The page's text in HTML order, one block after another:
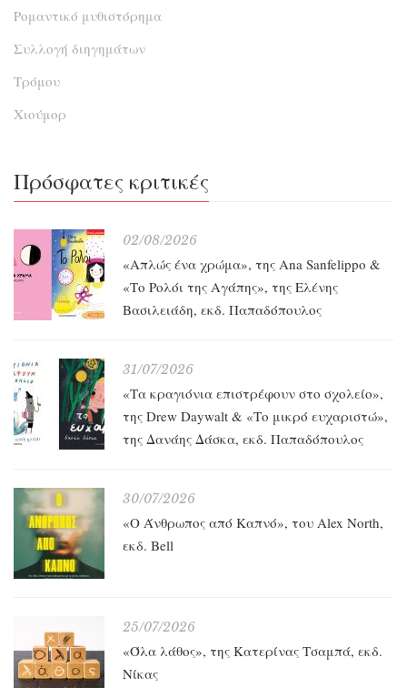
Ρομαντικό μυθιστόρημα
Συλλογή διηγημάτων
Τρόμου
Χιούμορ
Πρόσφατες κριτικές
02/08/2026
«Απλώς ένα χρώμα», της Ana Sanfelippo &
«Το Ρολόι της Αγάπης», της Ελένης
Βασιλειάδη, εκδ. Παπαδόπουλος
31/07/2026
«Τα κραγιόνια επιστρέφουν στο σχολείο»,
της Drew Daywalt & «Το μικρό ευχαριστώ»,
της Δανάης Δάσκα, εκδ. Παπαδόπουλος
30/07/2026
«O Άνθρωπος από Καπνό», του Alex North,
εκδ. Bell
25/07/2026
«Όλα λάθος», της Κατερίνας Τσαμπά, εκδ.
Νίκας